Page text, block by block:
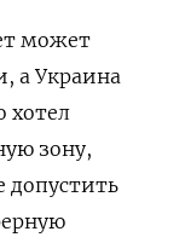
может
а Украина
хотел
зону,
допустить